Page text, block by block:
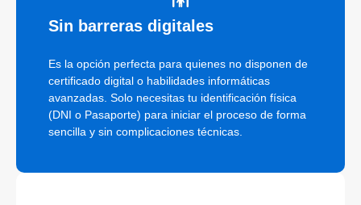
Sin barreras digitales
Es la opción perfecta para quienes no disponen de
certificado digital o habilidades informáticas
avanzadas. Solo necesitas tu identificación física
(DNI o Pasaporte) para iniciar el proceso de forma
sencilla y sin complicaciones técnicas.